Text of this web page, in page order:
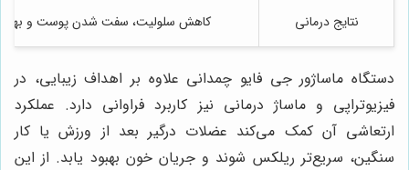
نتایج درمانی کاهش سلولیت، سفت شدن پوست و
دستگاه ماساژور جی فایو چمدانی علاوه بر اهداف زیبایی، در
فیزیوتراپی و ماساژ درمانی نیز کاربرد فراوانی دارد. عملکرد
ارتعاشی آن کمک می‌کند عضلات درگیر بعد از ورزش یا کار
سنگین، سریع‌تر ریلکس شوند و جریان خون بهبود یابد. از این